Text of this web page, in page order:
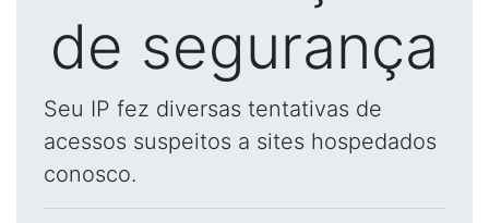
de segurança
Seu IP fez diversas tentativas de
acessos suspeitos a sites hospedados
conosco.